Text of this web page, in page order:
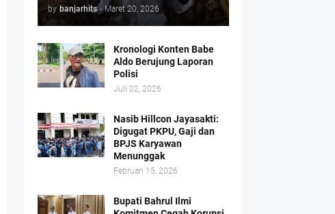
by banjarhits - Maret 20, 2026
Kronologi Konten Babe
Aldo Berujung Laporan
Polisi
Juli 02, 2026
Nasib Hillcon Jayasakti:
Digugat PKPU, Gaji dan
BPJS Karyawan
Menunggak
Februari 15, 2026
Bupati Bahrul Ilmi